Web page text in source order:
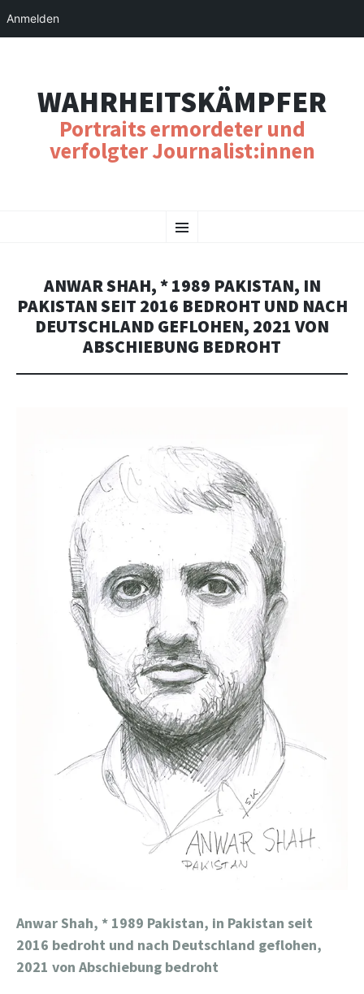
WAHRHEITSKÄMPFER
Portraits ermordeter und
verfolgter Journalist:innen
Menu
TO
ANWAR SHAH, * 1989 PAKISTAN, IN
PAKISTAN SEIT 2016 BEDROHT UND NACH
DEUTSCHLAND GEFLOHEN, 2021 VON
ABSCHIEBUNG BEDROHT
Anwar Shah, * 1989 Pakistan, in Pakistan seit
2016 bedroht und nach Deutschland geflohen,
2021 von Abschiebung bedroht
Anmelden